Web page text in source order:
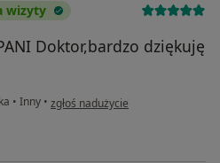
wizyty
Doktor,bardzo dziękuję
• Inny • w opinii użytkownika Barbara
zgłoś nadużycie